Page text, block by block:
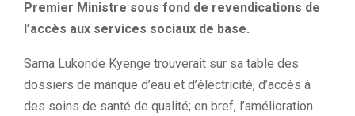
Premier Ministre sous fond de revendications de
l’accès aux services sociaux de base.
Sama Lukonde Kyenge trouverait sur sa table des
dossiers de manque d’eau et d’électricité, d’accès à
des soins de santé de qualité; en bref, l’amélioration